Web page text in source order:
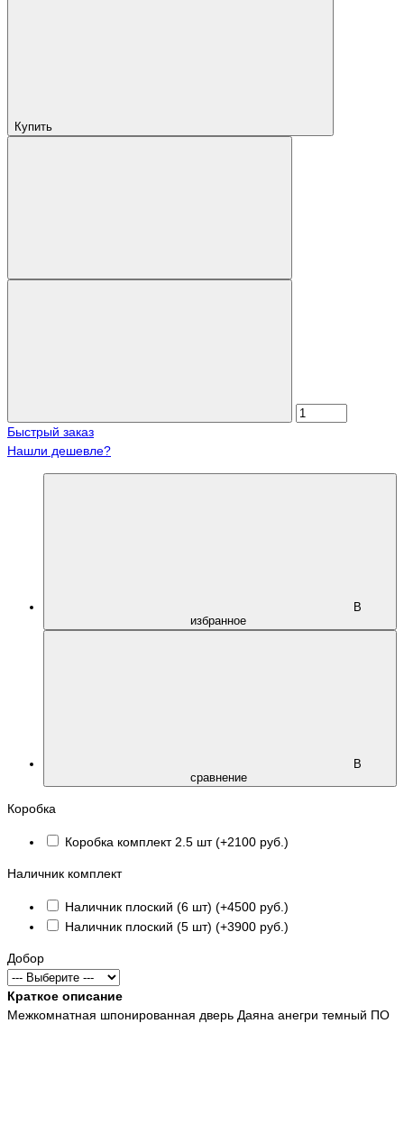
Купить
Быстрый заказ
Нашли дешевле?
В
избранное
В
сравнение
Коробка
Коробка комплект 2.5 шт (+2100 руб.)
Наличник комплект
Наличник плоский (6 шт) (+4500 руб.)
Наличник плоский (5 шт) (+3900 руб.)
Добор
Краткое описание
Межкомнатная шпонированная дверь Даяна анегри темный ПО